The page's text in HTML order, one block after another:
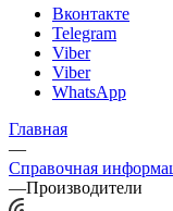
Вконтакте
Telegram
Viber
Viber
WhatsApp
Главная
—
Справочная
—Производители